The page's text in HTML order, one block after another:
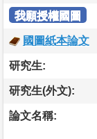
我願授權國圖
國圖紙本論文
研究生:
研究生(外文):
論文名稱: